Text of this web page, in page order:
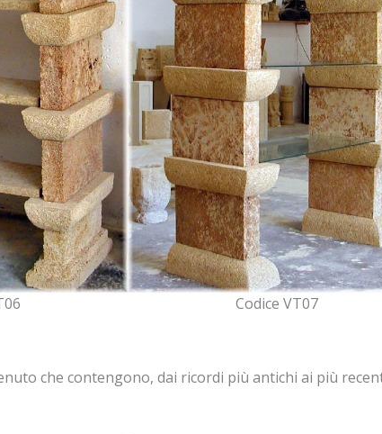
Codice VT07
che contengono, dai ricordi più antichi ai più